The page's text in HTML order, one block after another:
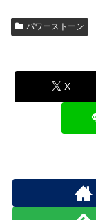
パワーストーン
X